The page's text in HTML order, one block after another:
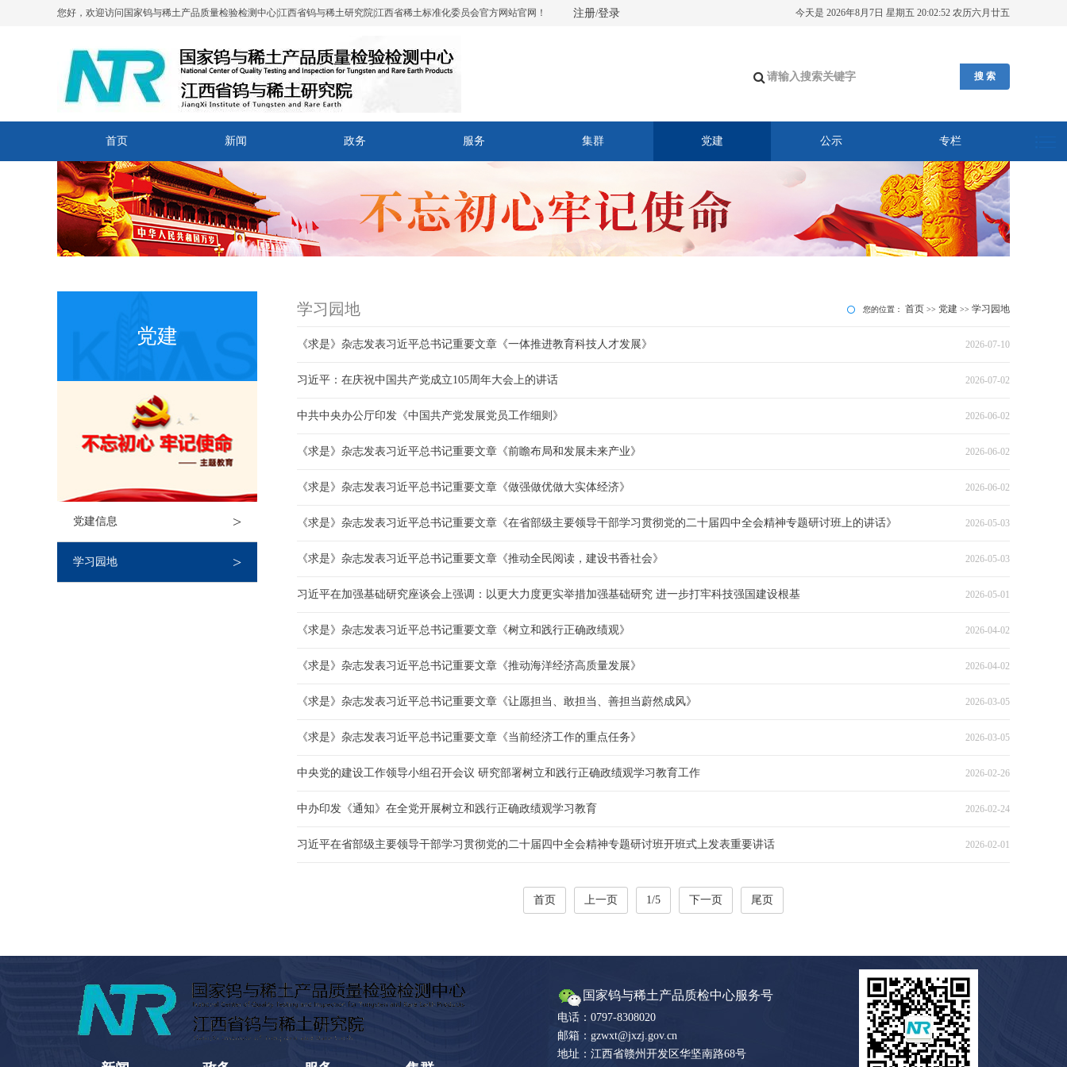
您好，欢迎访问国家钨与稀土产品质量检验检测中心|江西省钨与稀土研究院|江西省稀土标准化委员会官方网站官网！ 注册/登录 今天是 2026年8月7日 星期五 20:02:53 农历六月廿五
搜 索
首页 新闻 政务 服务 集群 党建 公示 专栏
党建
党建信息 >
学习园地 >
学习园地 您的位置： 首页 >> 党建 >> 学习园地
《求是》杂志发表习近平总书记重要文章《一体推进教育科技人才发展》 2026-07-10
习近平：在庆祝中国共产党成立105周年大会上的讲话 2026-07-02
中共中央办公厅印发《中国共产党发展党员工作细则》 2026-06-02
《求是》杂志发表习近平总书记重要文章《前瞻布局和发展未来产业》 2026-06-02
《求是》杂志发表习近平总书记重要文章《做强做优做大实体经济》 2026-06-02
《求是》杂志发表习近平总书记重要文章《在省部级主要领导干部学习贯彻党的二十届四中全会精神专题研讨班上的讲话》 2026-05-03
《求是》杂志发表习近平总书记重要文章《推动全民阅读，建设书香社会》 2026-05-03
习近平在加强基础研究座谈会上强调：以更大力度更实举措加强基础研究 进一步打牢科技强国建设根基 2026-05-01
《求是》杂志发表习近平总书记重要文章《树立和践行正确政绩观》 2026-04-02
《求是》杂志发表习近平总书记重要文章《推动海洋经济高质量发展》 2026-04-02
《求是》杂志发表习近平总书记重要文章《让愿担当、敢担当、善担当蔚然成风》 2026-03-05
《求是》杂志发表习近平总书记重要文章《当前经济工作的重点任务》 2026-03-05
中央党的建设工作领导小组召开会议 研究部署树立和践行正确政绩观学习教育工作 2026-02-26
中办印发《通知》在全党开展树立和践行正确政绩观学习教育 2026-02-24
习近平在省部级主要领导干部学习贯彻党的二十届四中全会精神专题研讨班开班式上发表重要讲话 2026-02-01
首页 上一页 1/5 下一页 尾页
国家钨与稀土产品质检中心服务号
电话：0797-8308020
邮箱：gzwxt@jxzj.gov.cn
地址：江西省赣州开发区华坚南路68号